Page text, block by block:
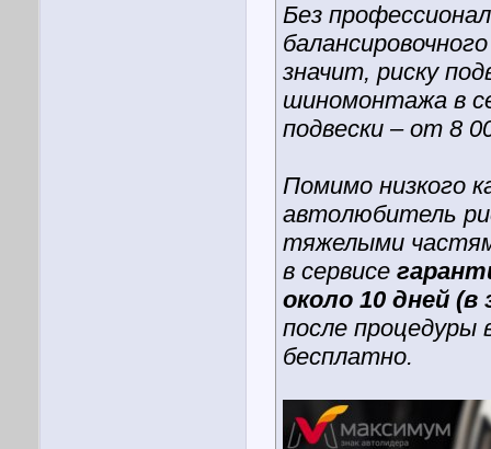
Без
значит, риску
шиномонтажа в
подвески – от 8
Помимо низкого
автолюбитель
тяжелыми
в сервисе
около 10 дней
после
бесплатно.